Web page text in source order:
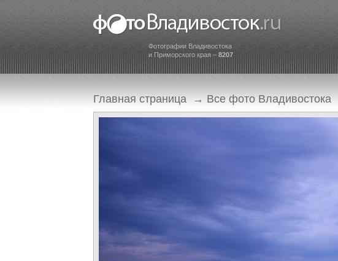
Фотографии Владивостока
и Приморского края – 8207
Главная страница → Все фото Владивостока